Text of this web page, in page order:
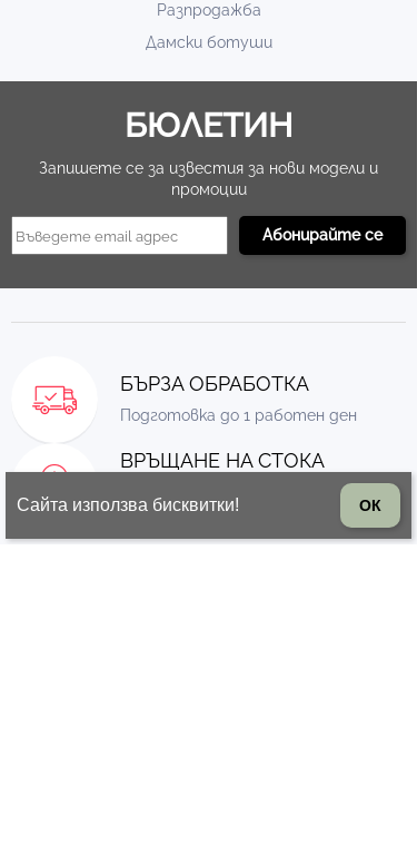
Разпродажба
Дамски ботуши
БЮЛЕТИН
Запишете се за известия за нови модели и
промоции
БЪРЗА ОБРАБОТКА
Подготовка до 1 работен ден
ВРЪЩАНЕ НА СТОКА
стоката
Сайта използва бисквитки! ОК